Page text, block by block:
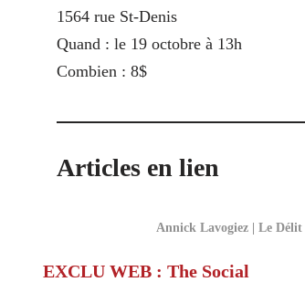
1564 rue St-Denis
Quand : le 19 octobre à 13h
Combien : 8$
Articles en lien
Annick Lavogiez | Le Délit
EXCLU WEB : The Social